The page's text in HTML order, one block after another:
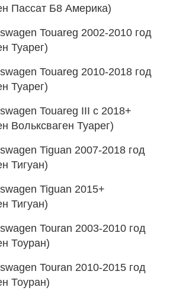
Пассат Б8 Америка)
Touareg 2002-2010 год
Туарег)
Touareg 2010-2018 год
Туарег)
Touareg III с 2018+
Вольксваген Туарег)
Tiguan 2007-2018 год
Тигуан)
Tiguan 2015+
Тигуан)
Touran 2003-2010 год
Тоуран)
Touran 2010-2015 год
Тоуран)